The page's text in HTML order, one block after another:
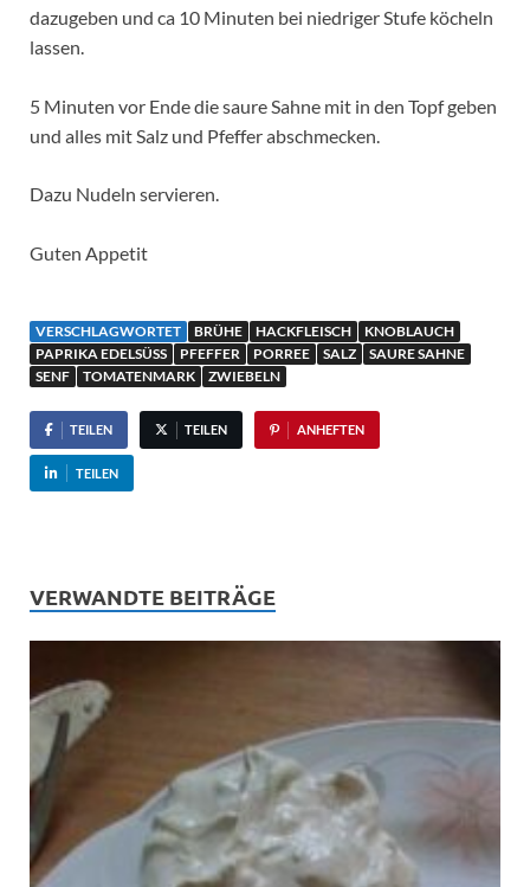
dazugeben und ca 10 Minuten bei niedriger Stufe köcheln
lassen.
5 Minuten vor Ende die saure Sahne mit in den Topf geben
und alles mit Salz und Pfeffer abschmecken.
Dazu Nudeln servieren.
Guten Appetit
VERSCHLAGWORTET BRÜHE HACKFLEISCH
KNOBLAUCH
PAPRIKA EDELSÜSS
PFEFFER PORREE SALZ
SAURE SAHNE
SENF
TOMATENMARK ZWIEBELN
TEILEN TEILEN ANHEFTEN
TEILEN
VERWANDTE BEITRÄGE